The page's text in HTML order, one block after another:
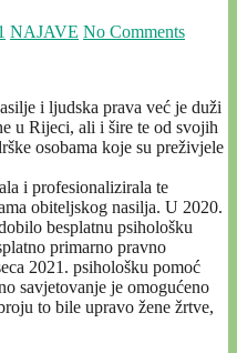
NAJAVE No Comments
i ljudska prava već je duži
u Rijeci, ali i šire te od svojih
osobama koje su preživjele
i profesionalizirala te
obiteljskog nasilja. U 2020.
besplatnu psihološku
primarno pravno
2021. psihološku pomoć
savjetovanje je omogućeno
to bile upravo žene žrtve,